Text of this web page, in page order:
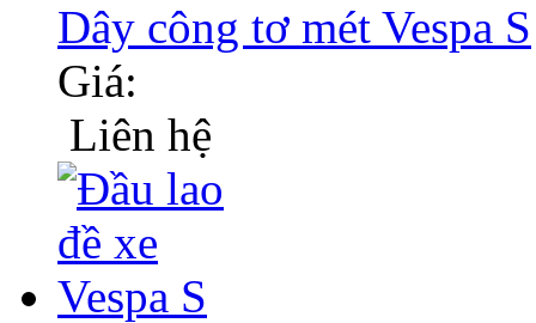
Dây công tơ mét Vespa S
Giá:
Liên hệ